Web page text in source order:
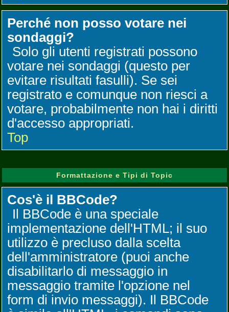
Perché non posso votare nei
sondaggi?
Solo gli utenti registrati possono
votare nei sondaggi (questo per
evitare risultati fasulli). Se sei
registrato e comunque non riesci a
votare, probabilmente non hai i diritti
d'accesso appropriati.
Top
Formattazione e Tipi di Topic
Cos'è il BBCode?
Il BBCode è una speciale
implementazione dell'HTML; il suo
utilizzo è precluso dalla scelta
dell'amministratore (puoi anche
disabilitarlo di messaggio in
messaggio tramite l'opzione nel
form di invio messaggi). Il BBCode